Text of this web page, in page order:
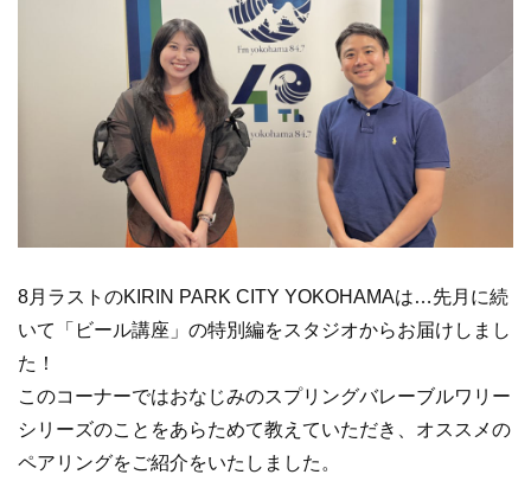
8月ラストのKIRIN PARK CITY YOKOHAMAは…先月に続
いて「ビール講座」の特別編をスタジオからお届けしまし
た！
このコーナーではおなじみのスプリングバレーブルワリー
シリーズのことをあらためて教えていただき、オススメの
ペアリングをご紹介をいたしました。